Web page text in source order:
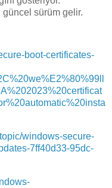
sürüm gelir.
boot-certificates-
windows-secure-
7ff40d33-95dc-